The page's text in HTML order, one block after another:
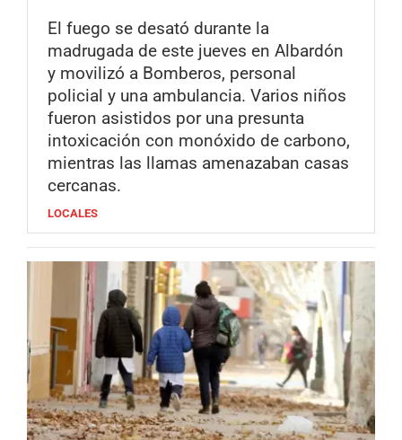
El fuego se desató durante la
madrugada de este jueves en Albardón
y movilizó a Bomberos, personal
policial y una ambulancia. Varios niños
fueron asistidos por una presunta
intoxicación con monóxido de carbono,
mientras las llamas amenazaban casas
cercanas.
LOCALES